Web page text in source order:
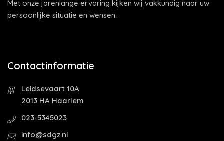
Met onze jarenlange ervaring kijken wij vakkundig naar uw
persoonlijke situatie en wensen.
Contactinformatie
Leidsevaart 10A
2013 HA Haarlem
023-5345023
info@sdgz.nl